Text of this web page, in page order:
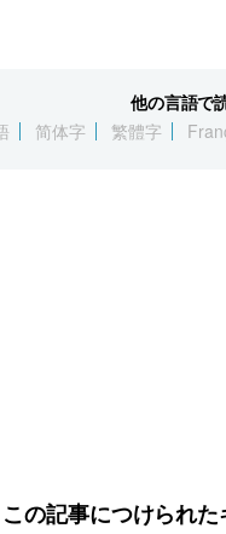
他の言語で
简体字 繁體字
この記事につけられ